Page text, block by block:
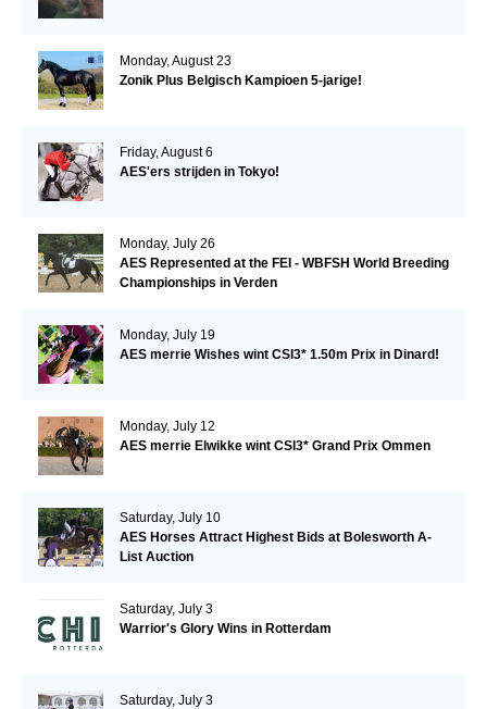
Monday, August 23
Zonik Plus Belgisch Kampioen 5-jarige!
Friday, August 6
AES'ers strijden in Tokyo!
Monday, July 26
AES Represented at the FEI - WBFSH World Breeding
Championships in Verden
Monday, July 19
AES merrie Wishes wint CSI3* 1.50m Prix in Dinard!
Monday, July 12
AES merrie Elwikke wint CSI3* Grand Prix Ommen
Saturday, July 10
AES Horses Attract Highest Bids at Bolesworth A-
List Auction
Saturday, July 3
Warrior's Glory Wins in Rotterdam
Saturday, July 3